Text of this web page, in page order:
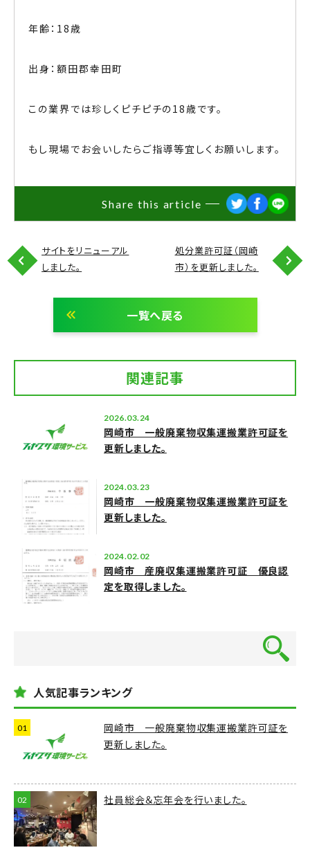
年齢：18歳
出身：額田郡幸田町
この業界では珍しくピチピチの18歳です。
もし現場でお会いしたらご指導等宜しくお願いします。
Share this article
サイトをリニューアル
しました。
一覧へ戻る
処分業許可証（岡崎
市）を更新しました。
関連記事
2026.03.24
岡崎市 一般廃棄物収集運搬業許可証を
更新しました。
2024.03.23
岡崎市 一般廃棄物収集運搬業許可証を
更新しました。
2024.02.02
岡崎市 産廃収集運搬業許可証 優良認
定を取得しました。
人気記事ランキング
岡崎市 一般廃棄物収集運搬業許可証を
更新しました。
社員総会＆忘年会を行いました。